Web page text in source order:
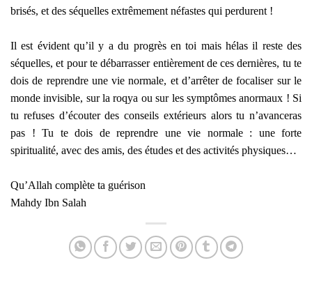
brisés, et des séquelles extrêmement néfastes qui perdurent !
Il est évident qu’il y a du progrès en toi mais hélas il reste des
séquelles, et pour te débarrasser entièrement de ces dernières, tu te
dois de reprendre une vie normale, et d’arrêter de focaliser sur le
monde invisible, sur la roqya ou sur les symptômes anormaux ! Si
tu refuses d’écouter des conseils extérieurs alors tu n’avanceras
pas ! Tu te dois de reprendre une vie normale : une forte
spiritualité, avec des amis, des études et des activités physiques…
Qu’Allah complète ta guérison
Mahdy Ibn Salah